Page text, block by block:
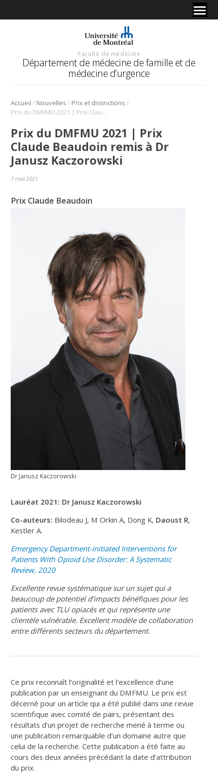
Faculté de médecine
Département de médecine de famille et de
médecine d’urgence
Accueil / Nouvelles / Prix et distinctions /
Prix du DMFMU 2021 | Prix Claude Beaudoin remis à Dr Janusz Kaczorowski
Prix du DMFMU 2021 | Prix
Claude Beaudoin remis à Dr
Janusz Kaczorowski
7 mai 2021
Prix Claude Beaudoin
Dr Janusz Kaczorowski
Lauréat 2021: Dr Janusz Kaczorowski
Co-auteurs: Bilodeau J, M Orkin A, Dong K, Daoust R,
Kestler A.
Emergency Department-initiated Interventions for
Patients With Opioid Use Disorder: A Systematic
Review, 2020
Excellente revue systématique sur un sujet qui a
beaucoup de potentiel d’impacts bénéfiques pour les
patients avec TLU opiacés et qui représente une
clientèle vulnérable. Excellent modèle de collaboration
entre différents secteurs du département.
Ce prix reconnaît l’originalité et l’excellence d’une
publication par un enseignant du DMFMU. Le prix est
décerné pour un article qui a été publié dans une revue
scientifique avec comité de pairs, présentant des
résultats d’un projet de recherche mené à terme ou
une publication remarquable d’un domaine autre que
celui de la recherche. Cette publication a été faite au
cours des deux années précédant la date d’attribution
du prix.